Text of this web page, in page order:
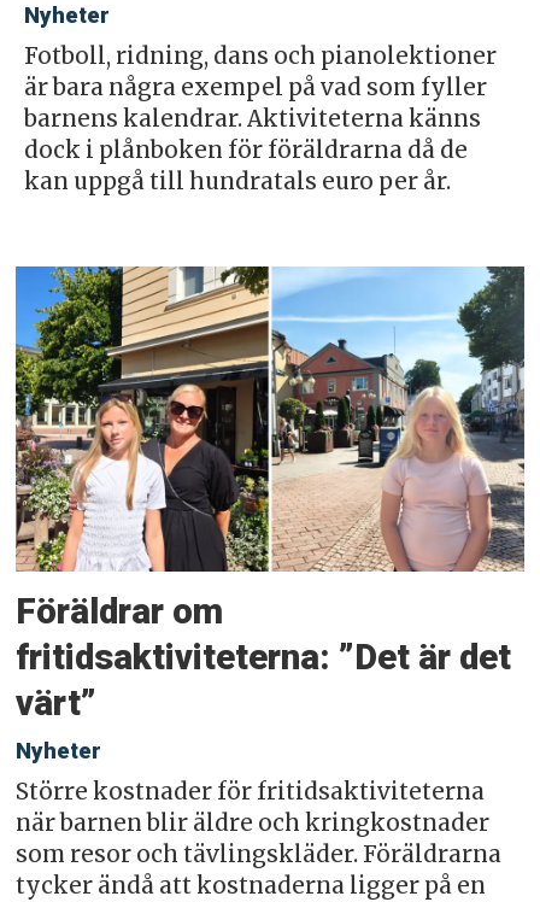
Nyheter
Fotboll, ridning, dans och pianolektioner
är bara några exempel på vad som fyller
barnens kalendrar. Aktiviteterna känns
dock i plånboken för föräldrarna då de
kan uppgå till hundratals euro per år.
Föräldrar om
fritidsaktiviteterna: ”Det är det
värt”
Nyheter
Större kostnader för fritidsaktiviteterna
när barnen blir äldre och kringkostnader
som resor och tävlingskläder. Föräldrarna
tycker ändå att kostnaderna ligger på en